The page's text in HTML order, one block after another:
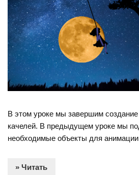
В этом уроке мы завершим
качелей. В предыдущем уроке мы
необходимые объекты для анимации
» Читать